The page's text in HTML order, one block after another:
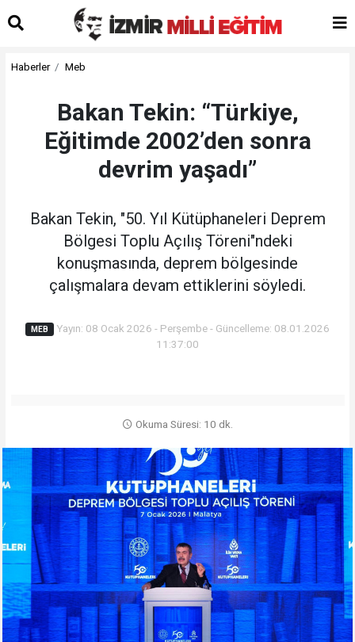
Haberler Meb
Bakan Tekin: “Türkiye,
Eğitimde 2002’den sonra
devrim yaşadı”
Bakan Tekin, "50. Yıl Kütüphaneleri Deprem
Bölgesi Toplu Açılış Töreni"ndeki
konuşmasında, deprem bölgesinde
çalışmalara devam ettiklerini söyledi.
MEB
Yayın: 08 Ocak 2026 - Perşembe - Güncelleme: 08.01.2026
11:37:00
Okuma Süresi: 10 dk.